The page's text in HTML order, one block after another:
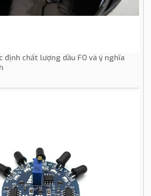
định chất lượng dầu FO và ý nghĩa